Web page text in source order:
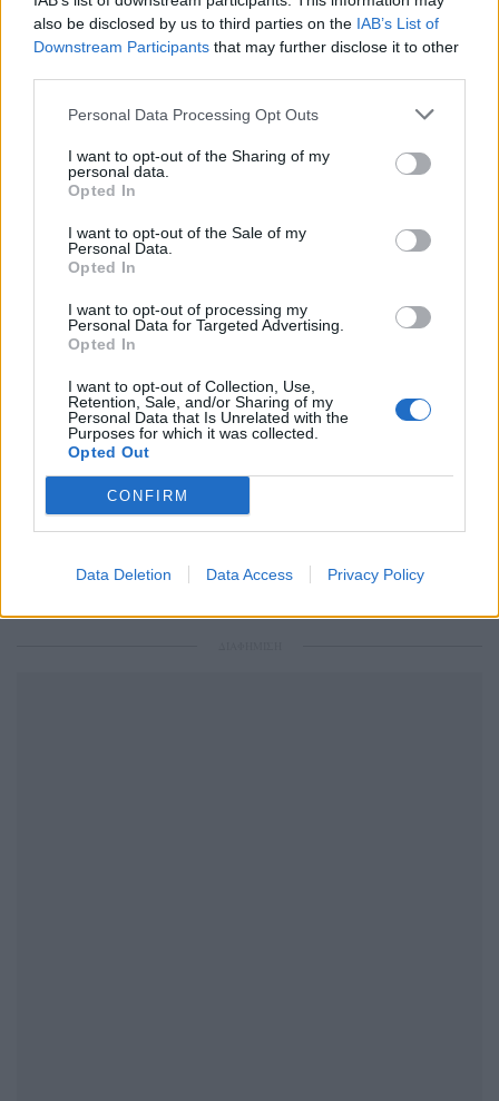
also be disclosed by us to third parties on the IAB’s List of
Downstream Participants that may further disclose it to other
Personal Data Processing Opt Outs
I want to opt-out of the Sharing of my
personal data.
Opted In
I want to opt-out of the Sale of my
Personal Data.
Opted In
I want to opt-out of processing my
Personal Data for Targeted Advertising.
Opted In
I want to opt-out of Collection, Use,
Retention, Sale, and/or Sharing of my
Personal Data that Is Unrelated with the
Purposes for which it was collected.
Opted Out
CONFIRM
Data Deletion Data Access Privacy Policy
Ακολουθήστε το Pink.gr στοGoogle Newsκαι
μάθετε πρώτοι τα πιο hot νέα.
Ακολουθήστε το Pink.gr και στο